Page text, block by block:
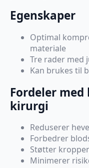
Egenskaper
Optimal
materiale
Tre rader med
Kan brukes til
Fordeler
kirurgi
Reduserer
Forbedrer
Støtter
Minimerer